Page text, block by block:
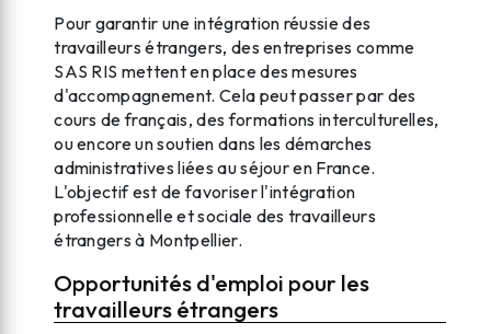
Pour garantir une intégration réussie des
travailleurs étrangers, des entreprises comme
SAS RIS mettent en place des mesures
d'accompagnement. Cela peut passer par des
cours de français, des formations interculturelles,
ou encore un soutien dans les démarches
administratives liées au séjour en France.
L'objectif est de favoriser l'intégration
professionnelle et sociale des travailleurs
étrangers à Montpellier.
Opportunités d'emploi pour les
travailleurs étrangers